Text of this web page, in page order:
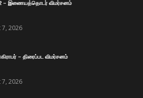
– இணையத்தொடர் விமர்சனம்
7, 2026
– திரைப்பட விமர்சனம்
7, 2026